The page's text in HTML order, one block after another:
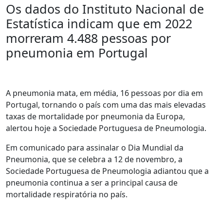
Os dados do Instituto Nacional de
Estatística indicam que em 2022
morreram 4.488 pessoas por
pneumonia em Portugal
A pneumonia mata, em média, 16 pessoas por dia em
Portugal, tornando o país com uma das mais elevadas
taxas de mortalidade por pneumonia da Europa,
alertou hoje a Sociedade Portuguesa de Pneumologia.
Em comunicado para assinalar o Dia Mundial da
Pneumonia, que se celebra a 12 de novembro, a
Sociedade Portuguesa de Pneumologia adiantou que a
pneumonia continua a ser a principal causa de
mortalidade respiratória no país.